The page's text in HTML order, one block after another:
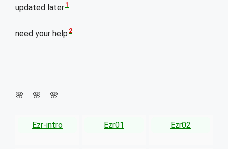
updated later 1
need your help 2
🌸 🌸 🌸
Ezr-intro Ezr01 Ezr02